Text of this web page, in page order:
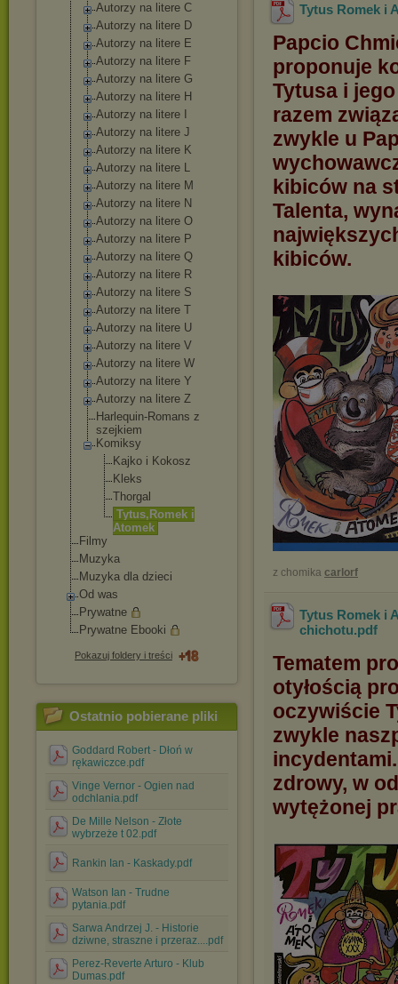
Autorzy na litere C
Autorzy na litere D
Autorzy na litere E
Autorzy na litere F
Autorzy na litere G
Autorzy na litere H
Autorzy na litere I
Autorzy na litere J
Autorzy na litere K
Autorzy na litere L
Autorzy na litere M
Autorzy na litere N
Autorzy na litere O
Autorzy na litere P
Autorzy na litere Q
Autorzy na litere R
Autorzy na litere S
Autorzy na litere T
Autorzy na litere U
Autorzy na litere V
Autorzy na litere W
Autorzy na litere Y
Autorzy na litere Z
Harlequin-Romans z
szejkiem
Komiksy
Kajko i Kokosz
Kleks
Thorgal
Tytus,Romek i
Atomek
Filmy
Muzyka
Muzyka dla dzieci
Od was
Prywatne
Prywatne Ebooki
Pokazuj foldery i treści
Ostatnio pobierane pliki
Goddard Robert - Dłoń w
rękawiczce.pdf
Vinge Vernor - Ogien nad
odchlania.pdf
De Mille Nelson - Złote
wybrzeże t 02.pdf
Rankin Ian - Kaskady.pdf
Watson Ian - Trudne
pytania.pdf
Sarwa Andrzej J. - Historie
dziwne, straszne i przeraz....pdf
Perez-Reverte Arturo - Klub
Dumas.pdf
Tytus Romek i
Papcio
proponuje
Tytusa i
razem
zwykle u
kibiców na
Talenta,
kibiców.
z chomika carlorf
Tytus Romek i
chichotu.pdf
Tematem
otyłością
oczywiście
zwykle
zdrowy, w
wytężonej